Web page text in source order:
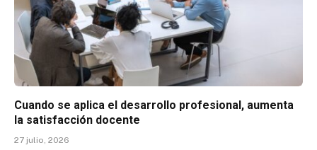
Cuando se aplica el desarrollo profesional, aumenta
la satisfacción docente
27 julio, 2026